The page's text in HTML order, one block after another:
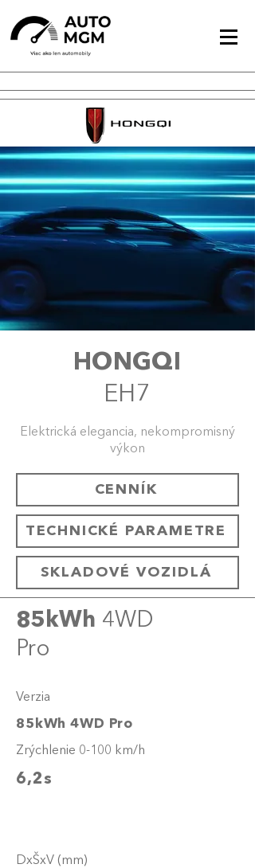
HONGQI
EH7
Elektrická elegancia, nekompromisný
výkon
CENNÍK
TECHNICKÉ PARAMETRE
SKLADOVÉ VOZIDLÁ
85kWh 4WD
Pro
Verzia
85kWh 4WD Pro
Zrýchlenie 0-100 km/h
6,2s
DxŠxV (mm)